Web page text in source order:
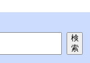
検
索